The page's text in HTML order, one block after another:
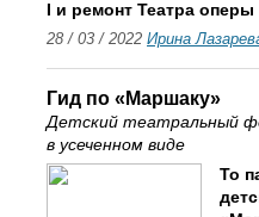
I и ремонт Театра
28 / 03 / 2022 Ирина
Гид по «Маршаку»
Детский театральный
в усеченном виде
То